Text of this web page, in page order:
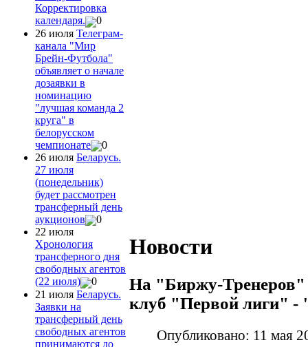
Корректировка
календаря.
0
26 июля Телеграм-
канала "Мир
Брейн-Футбола"
объявляет о начале
дозаявки в
номинацию
"лучшая команда 2
круга" в
белорусском
чемпионате
0
26 июля Беларусь.
27 июля
(понедельник)
будет рассмотрен
трансферный день
аукционов
0
22 июля
Хронология
трансферного дня
свободных агентов
(22 июля)
0
21 июля Беларусь.
Заявки на
трансферный день
свободных агентов
принимаются до
Новости
На "Биржу-Тренеров"
клуб "Первой лиги" -
Опубликовано: 11 мая